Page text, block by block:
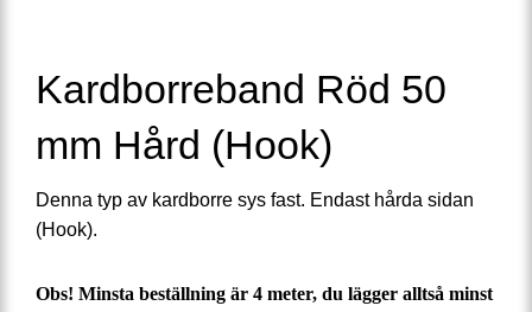
Kardborreband Röd 50
mm Hård (Hook)
Denna typ av kardborre sys fast. Endast hårda sidan
(Hook).​
Obs! Minsta beställning är 4 meter, du lägger alltså minst